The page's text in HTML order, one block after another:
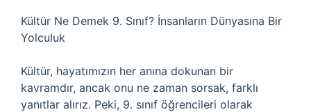
Kültür Ne Demek 9. Sınıf? İnsanların Dünyasına Bir
Yolculuk
Kültür, hayatımızın her anına dokunan bir
kavramdır, ancak onu ne zaman sorsak, farklı
yanıtlar alırız. Peki, 9. sınıf öğrencileri olarak